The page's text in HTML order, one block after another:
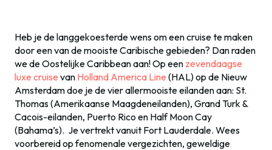
Heb je de langgekoesterde wens om een cruise te maken
door een van de mooiste Caribische gebieden? Dan raden
we de Oostelijke Caribbean aan! Op een zevendaagse
luxe cruise van Holland America Line (HAL) op de Nieuw
Amsterdam doe je de vier allermooiste eilanden aan: St.
Thomas (Amerikaanse Maagdeneilanden), Grand Turk &
Cacois-eilanden, Puerto Rico en Half Moon Cay
(Bahama’s). Je vertrekt vanuit Fort Lauderdale. Wees
voorbereid op fenomenale vergezichten, geweldige